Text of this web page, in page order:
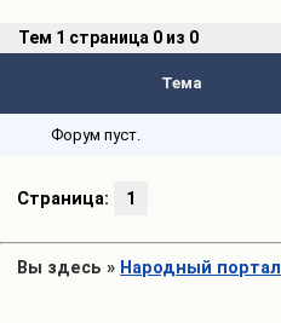
Тем 1 страница 0 из 0
Тема
Форум пуст.
Страница:
1
Вы здесь » Народный портал